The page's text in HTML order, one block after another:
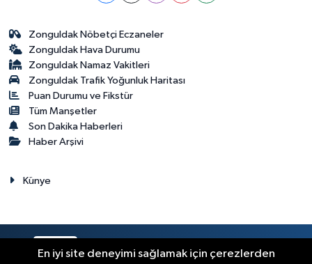
Zonguldak Nöbetçi Eczaneler
Zonguldak Hava Durumu
Zonguldak Namaz Vakitleri
Zonguldak Trafik Yoğunluk Haritası
Puan Durumu ve Fikstür
Tüm Manşetler
Son Dakika Haberleri
Haber Arşivi
Künye
RSS Copyright © 2023. Her hakkı saklıdır.
En iyi site deneyimi sağlamak için çerezlerden